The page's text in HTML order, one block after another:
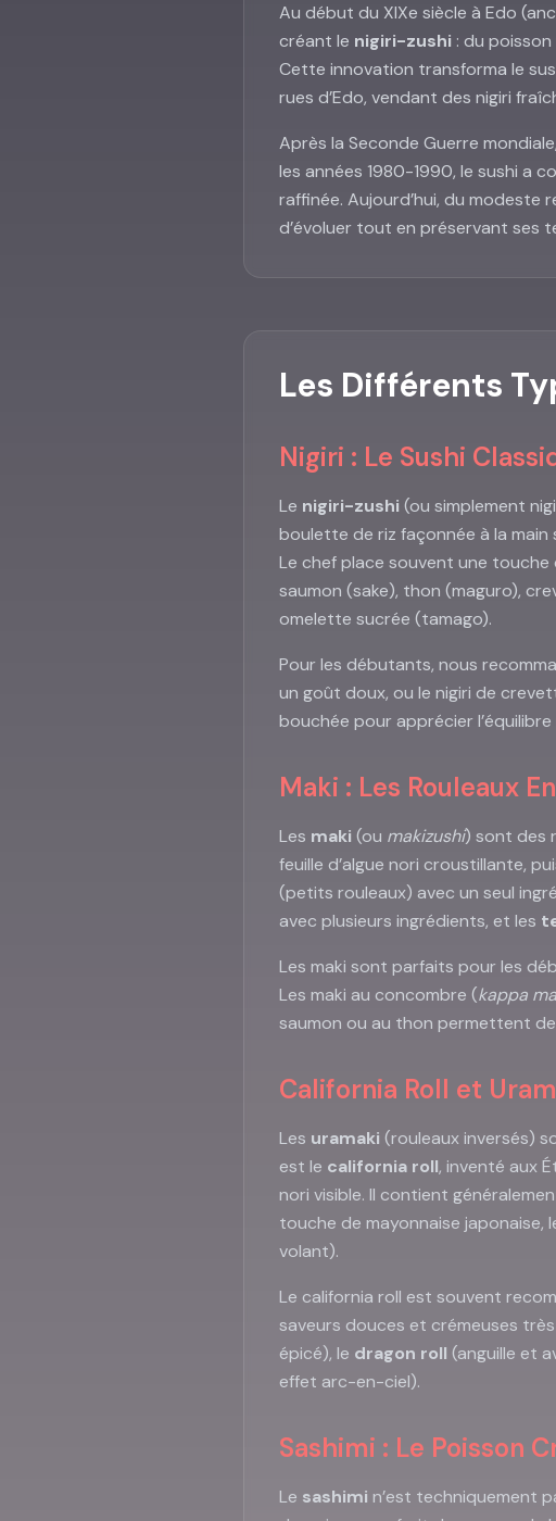
Au début du XIXe siècle à Edo
créant le nigiri-zushi : du
Cette innovation transforma le
rues d’Edo, vendant des nigiri
Après la Seconde Guerre
les années 1980-1990, le sushi a
raffinée. Aujourd’hui, du
d’évoluer tout en préservant ses
Les Différents
Nigiri : Le Sushi
Le nigiri-zushi (ou simplement
boulette de riz façonnée à la
Le chef place souvent une touche
saumon (sake), thon (maguro),
omelette sucrée (tamago).
Pour les débutants, nous
un goût doux, ou le nigiri de
bouchée pour apprécier
Maki : Les Rouleaux
Les maki (ou makizushi) sont des
feuille d’algue nori croustillante,
(petits rouleaux) avec un seul
avec plusieurs ingrédients, et les
Les maki sont parfaits pour les
Les maki au concombre (kappa
saumon ou au thon permettent
California Roll et
Les uramaki (rouleaux inversés)
est le california roll, inventé aux
nori visible. Il contient
touche de mayonnaise
volant).
Le california roll est souvent
saveurs douces et crémeuses
épicé), le dragon roll (anguille et
effet arc-en-ciel).
Sashimi : Le Poisson
Le sashimi n’est techniquement